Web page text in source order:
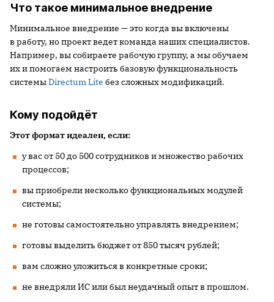
Что такое минимальное внедрение
Минимальное внедрение — это когда вы включены
в работу, но проект ведет команда наших специалистов.
Например, вы собираете рабочую группу, а мы обучаем
их и помогаем настроить базовую функциональность
системыDirectum Lite без сложных модификаций.
Кому подойдёт
Этотформат идеален, если:
у вас от 50 до 500 сотрудников и множество рабочих
процессов;
вы приобрели несколько функциональных модулей
системы;
не готовы самостоятельно управлять внедрением;
готовы выделить бюджет от 850 тысяч рублей;
вам сложно уложиться в конкретные сроки;
не внедряли ИС или был неудачный опыт в прошлом.